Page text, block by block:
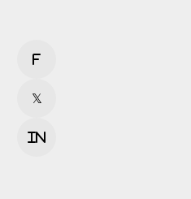
f
𝕏
in